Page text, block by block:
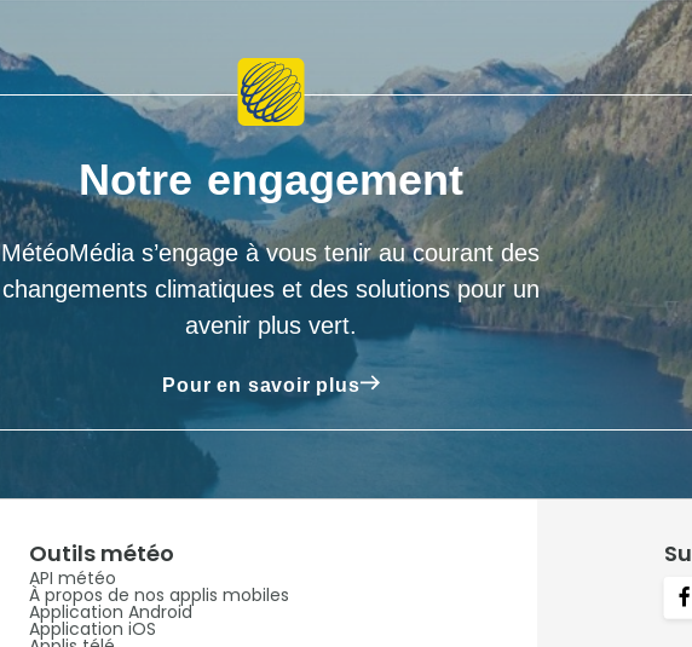
Notre engagement
MétéoMédia s’engage à vous tenir au courant des
changements climatiques et des solutions pour un
avenir plus vert.
Pour en savoir plus
Outils météo
API météo
À propos de nos applis mobiles
Application Android
Application iOS